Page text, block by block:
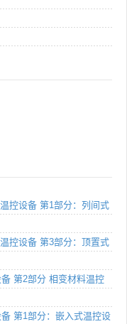
控设备 第1部分：列间式
控设备 第3部分：顶置式
第2部分 相变材料温控
第1部分：嵌入式温控设